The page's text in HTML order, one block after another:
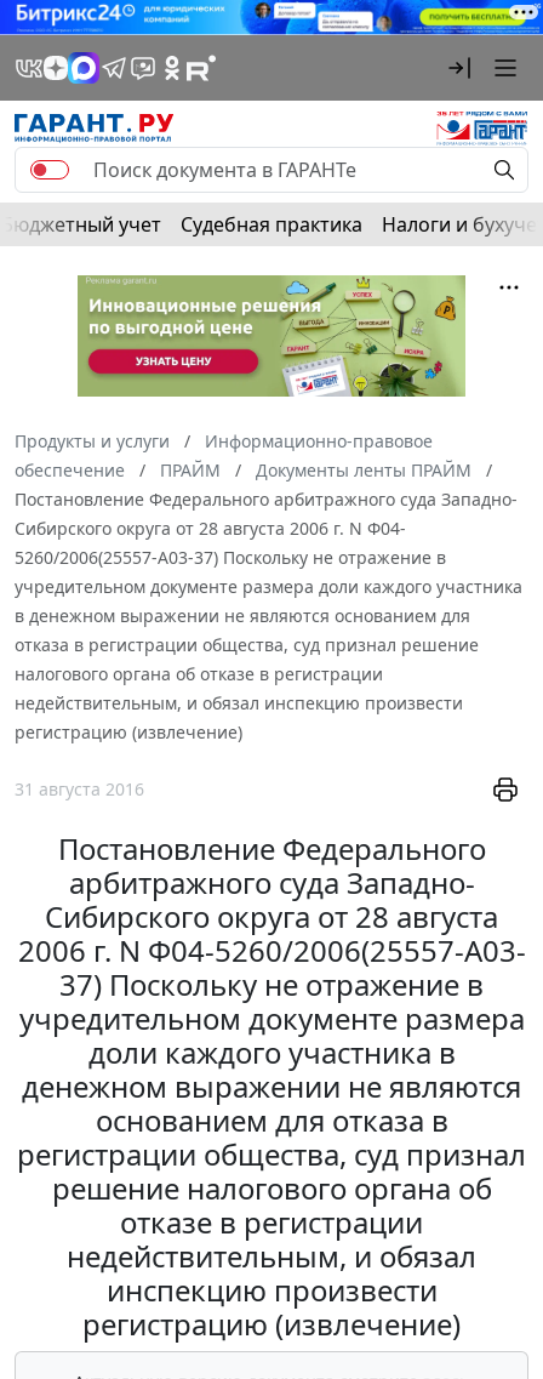
Бюджетный учет Судебная практика Налоги и
Продукты и услуги
Информационно-правовое
обеспечение
ПРАЙМ
Документы ленты ПРАЙМ
Постановление Федерального арбитражного суда Западно-
Сибирского округа от 28 августа 2006 г. N Ф04-
5260/2006(25557-А03-37) Поскольку не отражение в
учредительном документе размера доли каждого участника
в денежном выражении не являются основанием для
отказа в регистрации общества, суд признал решение
налогового органа об отказе в регистрации
недействительным, и обязал инспекцию произвести
регистрацию (извлечение)
31 августа 2016
Постановление Федерального
арбитражного суда Западно-
Сибирского округа от 28 августа
2006 г. N Ф04-5260/2006(25557-А03-
37) Поскольку не отражение в
учредительном документе размера
доли каждого участника в
денежном выражении не являются
основанием для отказа в
регистрации общества, суд признал
решение налогового органа об
отказе в регистрации
недействительным, и обязал
инспекцию произвести
регистрацию (извлечение)